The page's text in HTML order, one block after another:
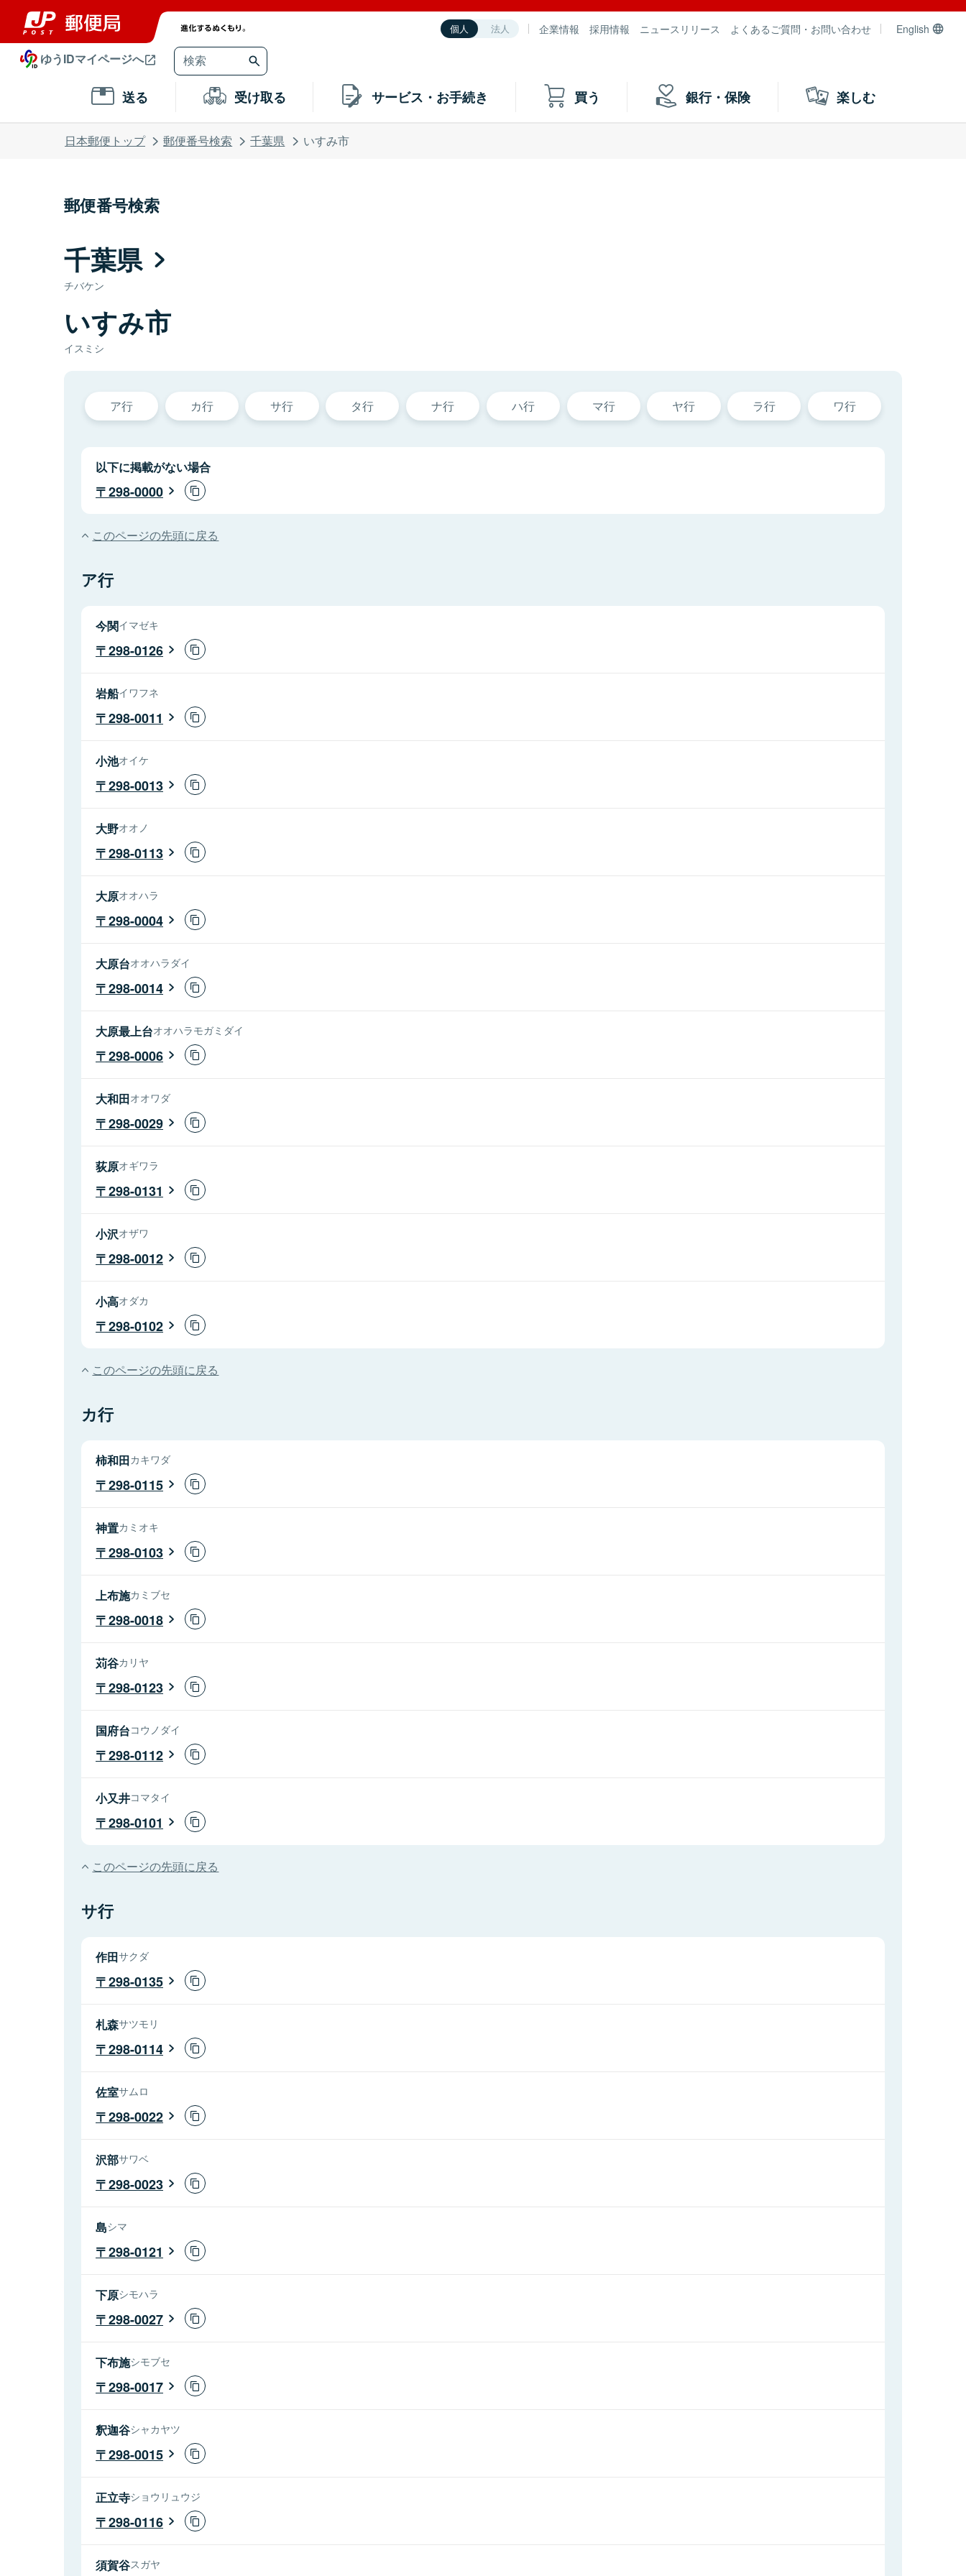
個人 法人 企業情報 採用情報 ニュースリリース よくあるご質問・お問い合わせ English
ゆうIDマイページへ
送る 受け取る サービス・お手続き 買う 銀行・保険 楽しむ
日本郵便トップ 郵便番号検索 千葉県 いすみ市
郵便番号検索
千葉県
チバケン
いすみ市
イスミシ
ア行 カ行 サ行 タ行 ナ行 ハ行 マ行 ヤ行 ラ行 ワ行
以下に掲載がない場合
298-0000
このページの先頭に戻る
ア行
今関イマゼキ
298-0126
岩船イワフネ
298-0011
小池オイケ
298-0013
大野オオノ
298-0113
大原オオハラ
298-0004
大原台オオハラダイ
298-0014
大原最上台オオハラモガミダイ
298-0006
大和田オオワダ
298-0029
荻原オギワラ
298-0131
小沢オザワ
298-0012
小高オダカ
298-0102
このページの先頭に戻る
カ行
柿和田カキワダ
298-0115
神置カミオキ
298-0103
上布施カミブセ
298-0018
苅谷カリヤ
298-0123
国府台コウノダイ
298-0112
小又井コマタイ
298-0101
このページの先頭に戻る
サ行
作田サクダ
298-0135
札森サツモリ
298-0114
佐室サムロ
298-0022
沢部サワベ
298-0023
島シマ
298-0121
下原シモハラ
298-0027
下布施シモブセ
298-0017
釈迦谷シャカヤツ
298-0015
正立寺ショウリュウジ
298-0116
須賀谷スガヤ